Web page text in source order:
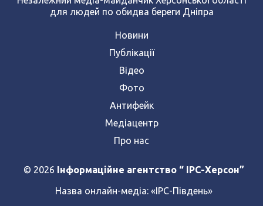
для людей по обидва береги Дніпра
Новини
Публікації
Відео
Фото
Антифейк
Медіацентр
Про нас
© 2026 Інформаційне агентство “ IPC-Херсон”
Назва онлайн-медіа: «ІРС-Південь»